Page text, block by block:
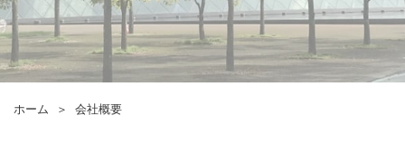
ホーム ＞ 会社概要